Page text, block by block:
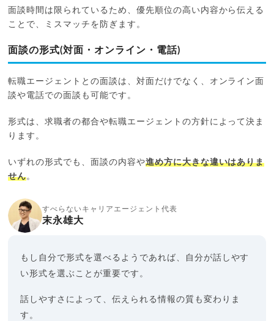
面談時間は限られているため、優先順位の高い内容から伝える
ことで、ミスマッチを防ぎます。
面談の形式(対面・オンライン・電話)
転職エージェントとの面談は、対面だけでなく、オンライン面
談や電話での面談も可能です。
形式は、求職者の都合や転職エージェントの方針によって決ま
ります。
いずれの形式でも、面談の内容や進め方に大きな違いはありま
せん。
すべらないキャリアエージェント代表
末永雄大
もし自分で形式を選べるようであれば、自分が話しやす
い形式を選ぶことが重要です。
話しやすさによって、伝えられる情報の質も変わりま
す。